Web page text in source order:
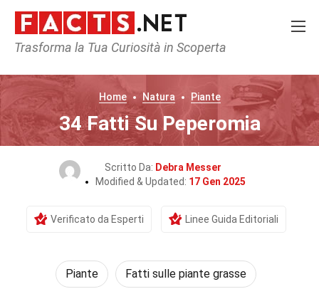
Trasforma la Tua Curiosità in Scoperta
Home Natura Piante
34 Fatti Su Peperomia
Scritto Da: Debra Messer
Modified & Updated: 17 Gen 2025
Verificato da Esperti Linee Guida Editoriali
Piante Fatti sulle piante grasse